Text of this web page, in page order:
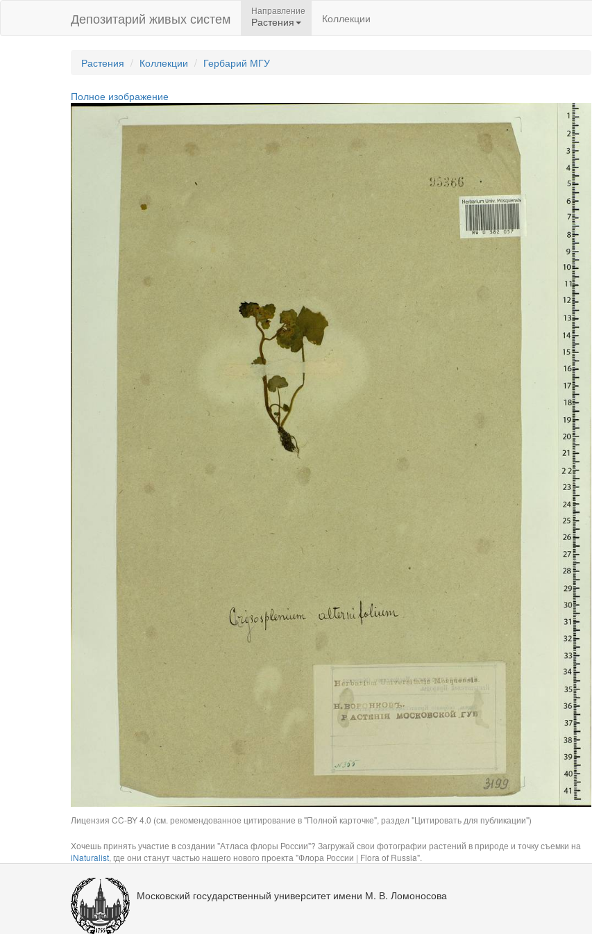
Депозитарий живых систем Направление
Растения Коллекции
Растения Коллекции Гербарий МГУ
Полное изображение
Лицензия CC-BY 4.0 (см. рекомендованное цитирование в "Полной карточке", раздел "Цитировать для публикации")
Хочешь принять участие в создании "Атласа флоры России"? Загружай свои фотографии растений в природе и точку съемки на
iNaturalist, где они станут частью нашего нового проекта "Флора России | Flora of Russia".
Московский государственный университет имени М. В. Ломоносова